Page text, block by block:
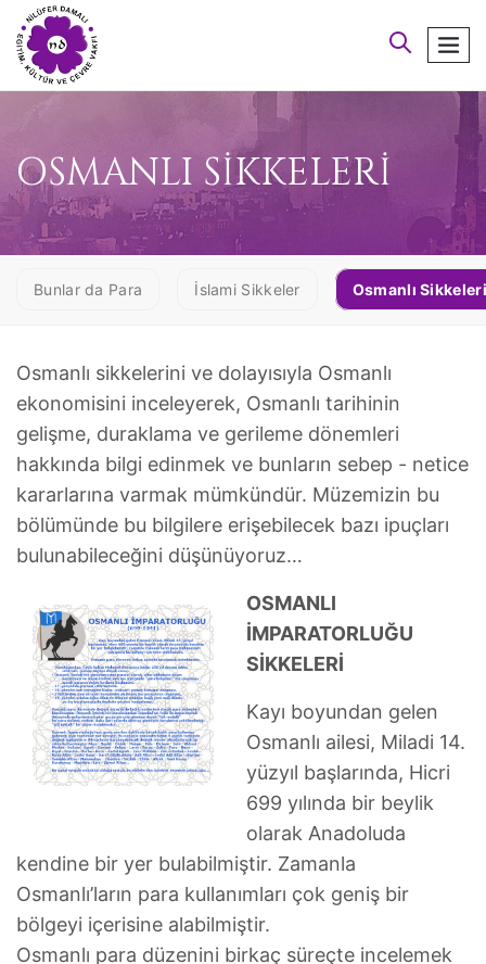
arayın
OSMANLI SİKKELERİ
Bunlar da Para İslami Sikkeler Osmanlı Sikkeleri
Osmanlı sikkelerini ve dolayısıyla Osmanlı
ekonomisini inceleyerek, Osmanlı tarihinin
gelişme, duraklama ve gerileme dönemleri
hakkında bilgi edinmek ve bunların sebep - netice
kararlarına varmak mümkündür. Müzemizin bu
bölümünde bu bilgilere erişebilecek bazı ipuçları
bulunabileceğini düşünüyoruz…
OSMANLI
İMPARATORLUĞU
SİKKELERİ
Kayı boyundan gelen
Osmanlı ailesi, Miladi 14.
yüzyıl başlarında, Hicri
699 yılında bir beylik
olarak Anadoluda
kendine bir yer bulabilmiştir. Zamanla
Osmanlı’ların para kullanımları çok geniş bir
bölgeyi içerisine alabilmiştir.
Osmanlı para düzenini birkaç süreçte incelemek